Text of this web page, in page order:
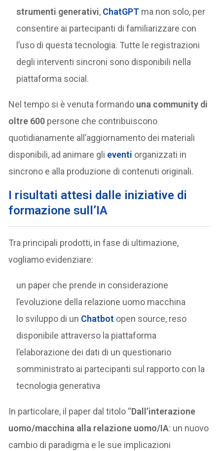
strumenti generativi, ChatGPT ma non solo, per
consentire ai partecipanti di familiarizzare con
l’uso di questa tecnologia. Tutte le registrazioni
degli interventi sincroni sono disponibili nella
piattaforma social.
Nel tempo si è venuta formando una community di
oltre 600 persone che contribuiscono
quotidianamente all’aggiornamento dei materiali
disponibili, ad animare gli eventi organizzati in
sincrono e alla produzione di contenuti originali.
I risultati attesi dalle iniziative di
formazione sull’IA
Tra principali prodotti, in fase di ultimazione,
vogliamo evidenziare:
un paper che prende in considerazione
l’evoluzione della relazione uomo macchina
lo sviluppo di un Chatbot open source, reso
disponibile attraverso la piattaforma
l’elaborazione dei dati di un questionario
somministrato ai partecipanti sul rapporto con la
tecnologia generativa
In particolare, il paper dal titolo “Dall’interazione
uomo/macchina alla relazione uomo/IA: un nuovo
cambio di paradigma e le sue implicazioni